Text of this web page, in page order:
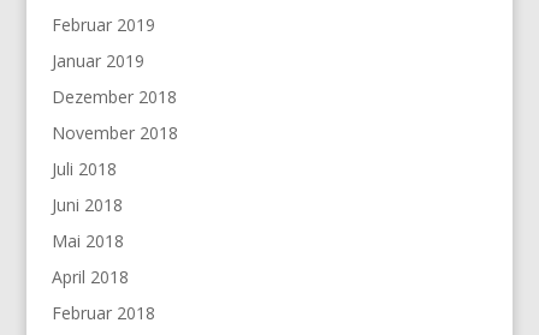
Februar 2019
Januar 2019
Dezember 2018
November 2018
Juli 2018
Juni 2018
Mai 2018
April 2018
Februar 2018